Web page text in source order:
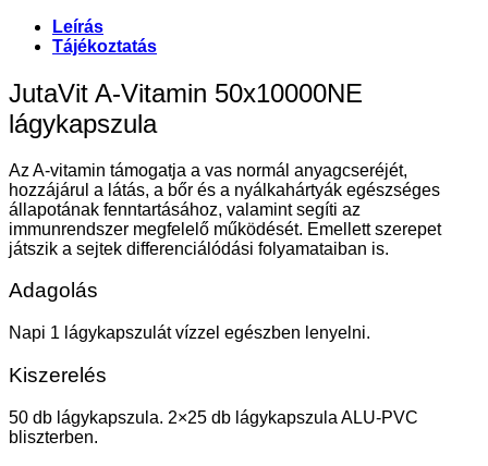
Leírás
Tájékoztatás
JutaVit A-Vitamin 50x10000NE
lágykapszula
Az A-vitamin támogatja a vas normál anyagcseréjét,
hozzájárul a látás, a bőr és a nyálkahártyák egészséges
állapotának fenntartásához, valamint segíti az
immunrendszer megfelelő működését. Emellett szerepet
játszik a sejtek differenciálódási folyamataiban is.
Adagolás
Napi 1 lágykapszulát vízzel egészben lenyelni.
Kiszerelés
50 db lágykapszula. 2×25 db lágykapszula ALU-PVC
bliszterben.